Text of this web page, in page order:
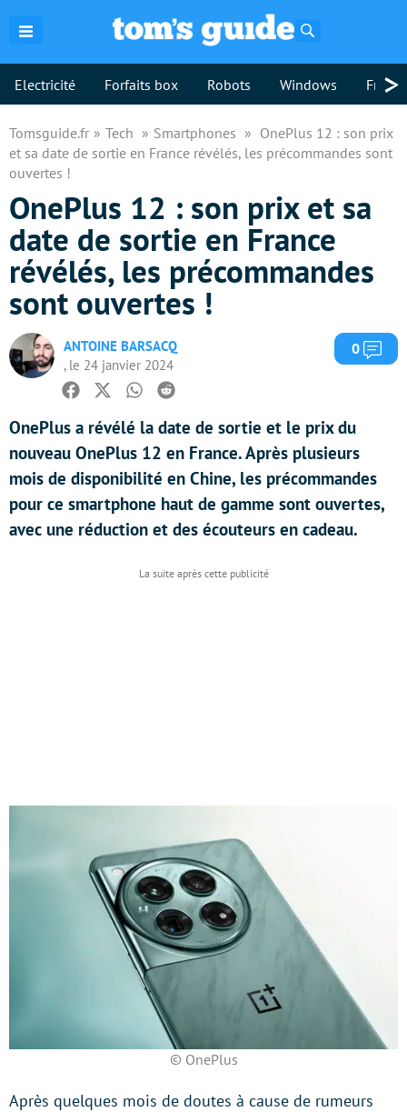
Electricité Forfaits box Robots Windows >
Tomsguide.fr Tech Smartphones
OnePlus 12 : son prix
et sa date de sortie en France révélés, les précommandes sont
ouvertes !
OnePlus 12 : son prix et sa
date de sortie en France
révélés, les précommandes
sont ouvertes !
ANTOINE BARSACQ
, le 24 janvier 2024
0
Facebook
TwitterWhatsapp
Reddit
OnePlus a révélé la date de sortie et le prix du
nouveau OnePlus 12 en France. Après plusieurs
mois de disponibilité en Chine, les précommandes
pour ce smartphone haut de gamme sont ouvertes,
avec une réduction et des écouteurs en cadeau.
© OnePlus
Après quelques mois de doutes à cause de rumeurs